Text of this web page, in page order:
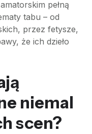
pełną
tabu – od
przez fetysze,
że ich dzieło
niemal
scen?